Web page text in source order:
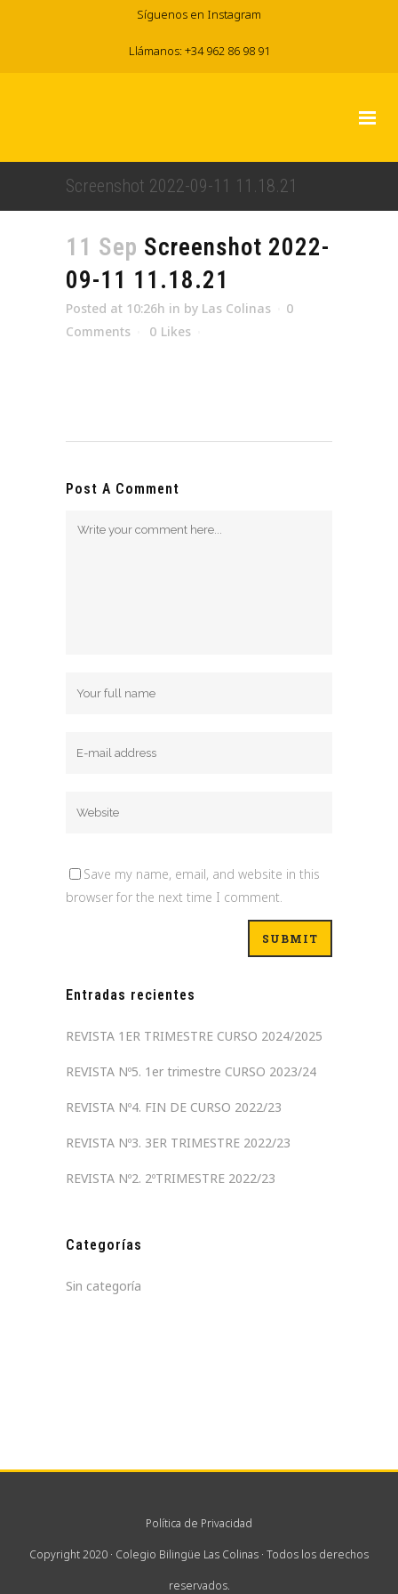
Síguenos en Instagram
Llámanos: +34 962 86 98 91
Screenshot 2022-09-11 11.18.21
11 Sep Screenshot 2022-
09-11 11.18.21
Posted at 10:26h in by Las Colinas
0
Comments
0 Likes
Post A Comment
Save my name, email, and website in this
browser for the next time I comment.
Entradas recientes
REVISTA 1ER TRIMESTRE CURSO 2024/2025
REVISTA Nº5. 1er trimestre CURSO 2023/24
REVISTA Nº4. FIN DE CURSO 2022/23
REVISTA Nº3. 3ER TRIMESTRE 2022/23
REVISTA Nº2. 2ºTRIMESTRE 2022/23
Categorías
Sin categoría
Política de Privacidad
Copyright 2020 · Colegio Bilingüe Las Colinas · Todos los derechos
reservados.